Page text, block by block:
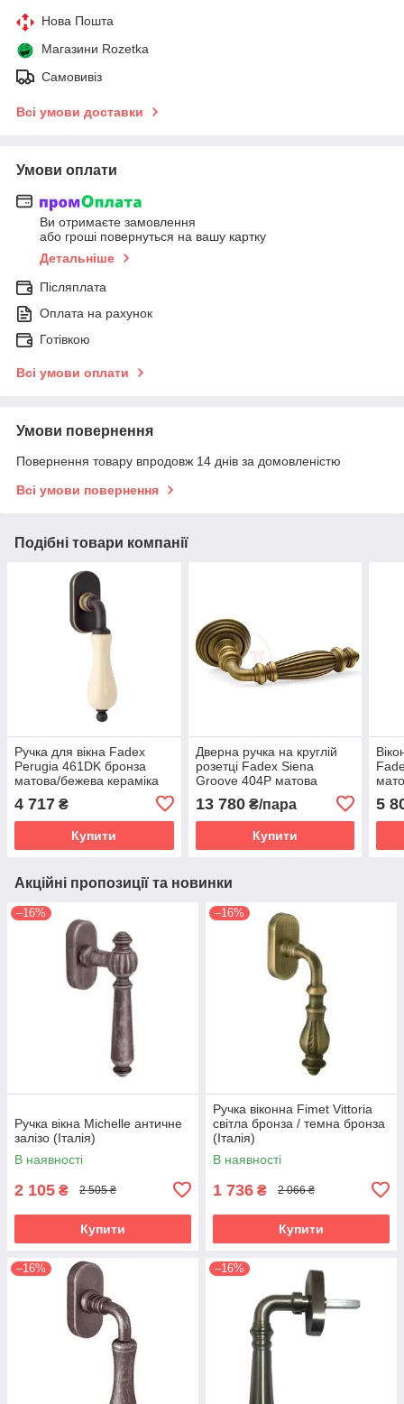
Нова Пошта
Магазини Rozetka
Самовивіз
Всі умови доставки
Умови оплати
Ви отримаєте замовлення
або гроші повернуться на вашу картку
Детальніше
Післяплата
Оплата на рахунок
Готівкою
Всі умови оплати
Умови повернення
Повернення товару впродовж 14 днів за домовленістю
Всі умови повернення
Подібні товари компанії
Ручка для вікна Fadex
Perugia 461DK бронза
матова/бежева кераміка
4 717 ₴
Купити
Дверна ручка на круглій
розетці Fadex Siena
Groove 404P матова
13 780₴/пара
Купити
5
Акційні пропозиції та новинки
–16%
Ручка вікна Michelle античне
залізо (Італія)
В наявності
2 105 ₴ 2 505 ₴
Купити
–16%
Ручка віконна Fimet Vittoria
світла бронза / темна бронза
(Італія)
В наявності
1 736 ₴ 2 066 ₴
Купити
–16% –16%